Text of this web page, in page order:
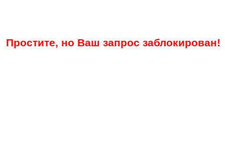
Простите, но Ваш запрос заблокирован!